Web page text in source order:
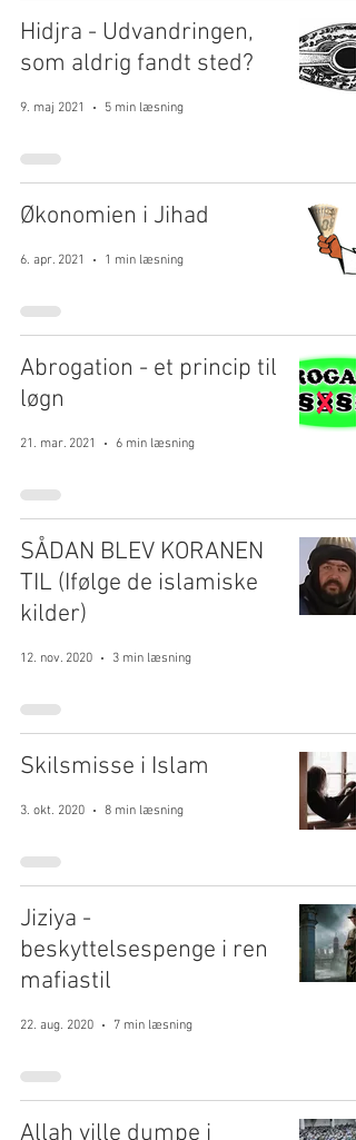
Hidjra - Udvandringen,
som aldrig fandt sted?
9. maj 2021 5 min læsning
Økonomien i Jihad
6. apr. 2021 1 min læsning
Abrogation - et princip til
løgn
21. mar. 2021 6 min læsning
SÅDAN BLEV KORANEN
TIL (Ifølge de islamiske
kilder)
12. nov. 2020 3 min læsning
Skilsmisse i Islam
3. okt. 2020 8 min læsning
Jiziya -
beskyttelsespenge i ren
mafiastil
22. aug. 2020 7 min læsning
Allah ville dumpe i